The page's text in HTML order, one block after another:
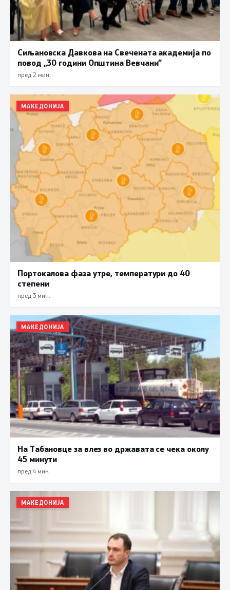
Сиљановска Давкова на Свечената академија по
повод „30 години Општина Вевчани“
пред 2 мин.
МАКЕДОНИЈА
Портокалова фаза утре, температури до 40
степени
пред 3 мин.
МАКЕДОНИЈА
На Табановце за влез во државата се чека околу
45 минути
пред 4 мин.
МАКЕДОНИЈА